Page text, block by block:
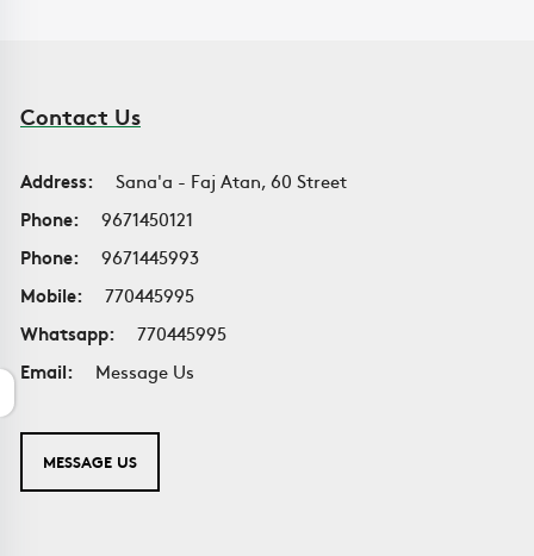
Contact Us
Address:
Sana'a - Faj Atan, 60 Street
Phone:
9671450121
Phone:
9671445993
Mobile:
770445995
Whatsapp:
770445995
Email:
Message Us
MESSAGE US